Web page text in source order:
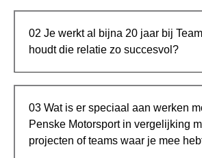
02 Je werkt al bijna 20 jaar bij
houdt die relatie zo succesvol?
03 Wat is er speciaal aan werken
Penske Motorsport in vergelijking
projecten of teams waar je mee